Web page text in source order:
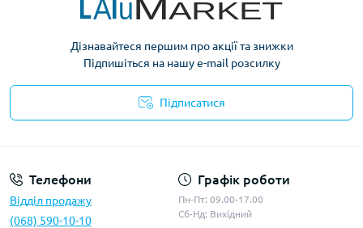
Дізнавайтеся першим про акції та знижки
Підпишіться на нашу e-mail розсилку
Підписатися
Телефони
Відділ продажу
(068) 590-10-10
Графік роботи
Пн-Пт: 09.00-17.00
Сб-Нд: Вихідний